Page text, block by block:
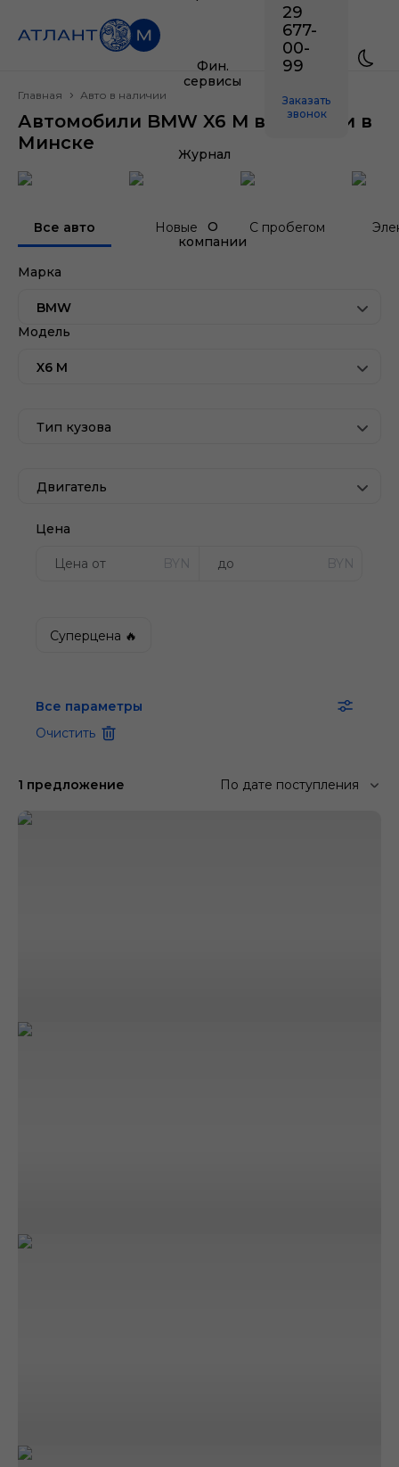
Фин.
сервисы
Журнал
О
компании
29
677-
00-
99
Заказать
звонок
Главная Авто в наличии
Автомобили BMW X6 M в наличии в
Минске
Все авто Новые С пробегом
Марка
BMW
Модель
X6 M
Тип кузова
Двигатель
Цена
BYN BYN
Суперцена 🔥
Все параметры
Очистить
1 предложение По дате поступления